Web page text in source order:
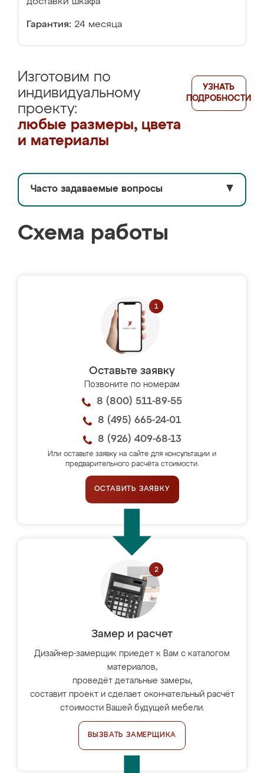
Гарантия: 24 месяца
Изготовим по
индивидуальному
проекту:
любые размеры, цвета
и материалы
УЗНАТЬ
ПОДРОБНОСТИ
Часто задаваемые вопросы ▼
Схема работы
Оставьте заявку
Позвоните по номерам
8 (800) 511-89-55
8 (495) 665-24-01
8 (926) 409-68-13
Или оставьте заявку на сайте для консультации и
предварительного расчёта стоимости.
ОСТАВИТЬ ЗАЯВКУ
Замер и расчет
Дизайнер-замерщик приедет к Вам с каталогом
материалов,
проведёт детальные замеры,
составит проект и сделает окончательный расчёт
стоимости Вашей будущей мебели.
ВЫЗВАТЬ ЗАМЕРЩИКА